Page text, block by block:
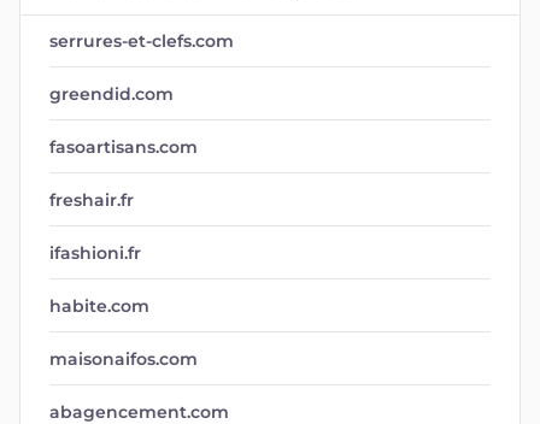
serrures-et-clefs.com
greendid.com
fasoartisans.com
freshair.fr
ifashioni.fr
habite.com
maisonaifos.com
abagencement.com